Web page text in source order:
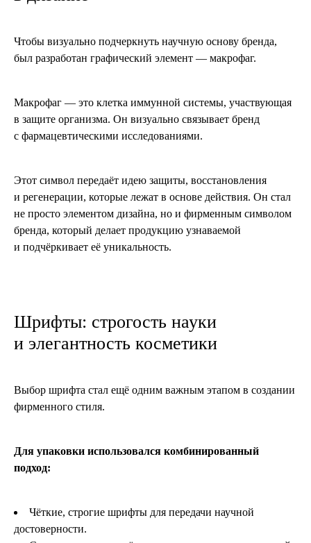
Чтобы визуально подчеркнуть научную основу бренда,
был разработан графический элемент — макрофаг.
Макрофаг — это клетка иммунной системы, участвующая
в защите организма. Он визуально связывает бренд
с фармацевтическими исследованиями.
Этот символ передаёт идею защиты, восстановления
и регенерации, которые лежат в основе действия. Он стал
не просто элементом дизайна, но и фирменным символом
бренда, который делает продукцию узнаваемой
и подчёркивает её уникальность.
Шрифты: строгость науки
и элегантность косметики
Выбор шрифта стал ещё одним важным этапом в создании
фирменного стиля.
Для упаковки использовался комбинированный
подход:
Чёткие, строгие шрифты для передачи научной
достоверности.